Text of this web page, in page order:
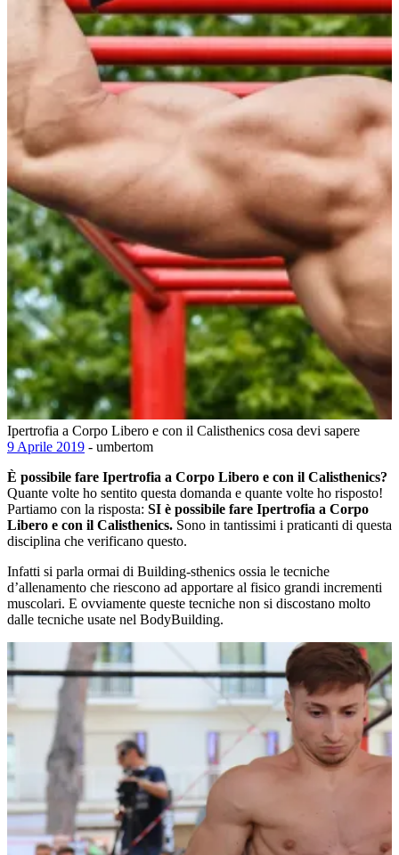
Ipertrofia a Corpo Libero e con il Calisthenics cosa devi sapere
9 Aprile 2019 - umbertom
È possibile fare Ipertrofia a Corpo Libero e con il Calisthenics?
Quante volte ho sentito questa domanda e quante volte ho risposto!
Partiamo con la risposta: SI è possibile fare Ipertrofia a Corpo
Libero e con il Calisthenics. Sono in tantissimi i praticanti di questa
disciplina che verificano questo.
Infatti si parla ormai di Building-sthenics ossia le tecniche
d’allenamento che riescono ad apportare al fisico grandi incrementi
muscolari. E ovviamente queste tecniche non si discostano molto
dalle tecniche usate nel BodyBuilding.